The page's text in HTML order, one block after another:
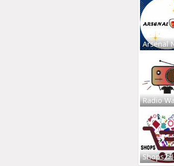
Arsenal
Radio